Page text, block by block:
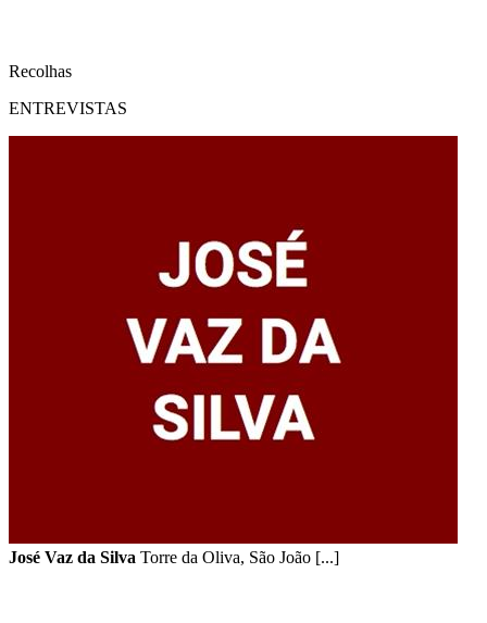
Recolhas
ENTREVISTAS
José Vaz da Silva Torre da Oliva, São João [...]